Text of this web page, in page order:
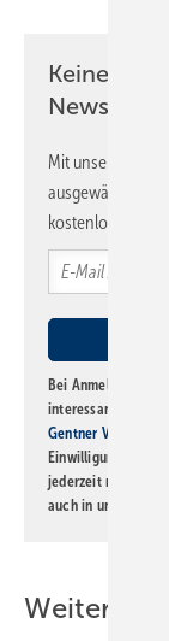
Keine
Newsletter!
Mit unserem
ausgewählte
kostenlos direkt
Bei Anmeldung zu
interessante
Gentner Verlag
Einwilligung kann
jederzeit möglich.
auch in unserer
Weitere